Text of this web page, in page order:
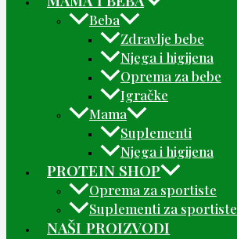
Beba
Zdravlje bebe
Njega i higijena
Oprema za bebe
Igračke
Mama
Suplementi
Njega i higijena
PROTEIN SHOP
Oprema za sportiste
Suplementi za sportiste
NAŠI PROIZVODI